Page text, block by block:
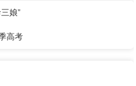
娘”
高考